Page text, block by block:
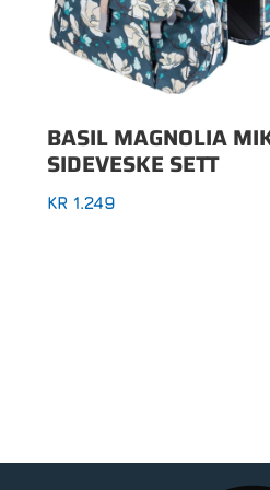
BASIL MAGNOLIA
SIDEVESKE SETT
KR 1.249